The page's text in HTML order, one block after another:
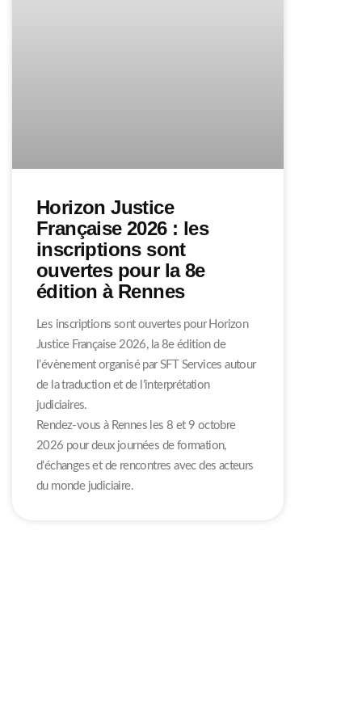
Horizon Justice
Française 2026 : les
inscriptions sont
ouvertes pour la 8e
édition à Rennes
Les inscriptions sont ouvertes pour Horizon
Justice Française 2026, la 8e édition de
l’évènement organisé par SFT Services autour
de la traduction et de l’interprétation
judiciaires.
Rendez-vous à Rennes les 8 et 9 octobre
2026 pour deux journées de formation,
d’échanges et de rencontres avec des acteurs
du monde judiciaire.